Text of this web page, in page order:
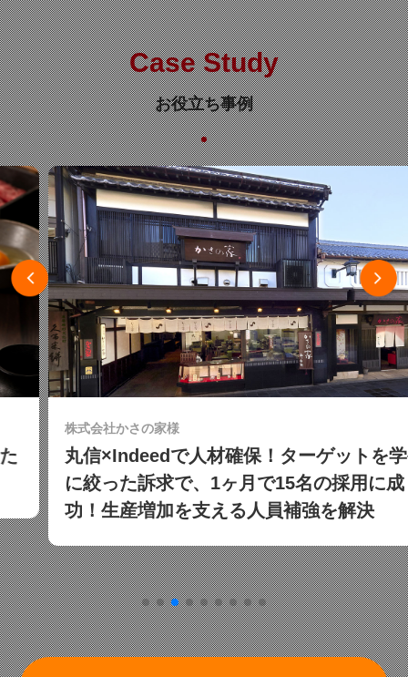
Case Study
お役立ち事例
株式会社かさの家様
丸信×Indeedで人材確保！ターゲットを学生
に絞った訴求で、1ヶ月で15名の採用に成
功！生産増加を支える人員補強を解決